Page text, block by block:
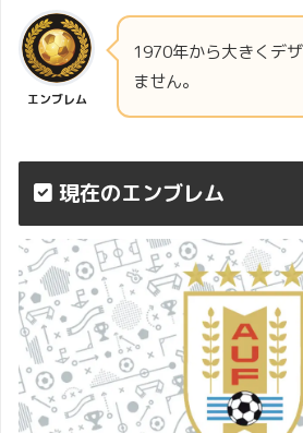
エンブレム
1970年から大きくデ
ません。
現在のエンブレム